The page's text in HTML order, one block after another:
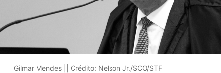
Gilmar Mendes || Crédito: Nelson Jr./SCO/STF